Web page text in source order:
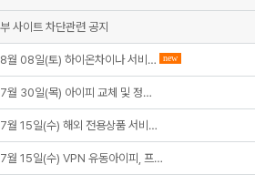
사이트 차단관련 공지
08일(토) 하이온차이나 서비… new
30일(목) 아이피 교체 및 정…
15일(수) 해외 전용상품 서비…
15일(수) VPN 유동아이피, 프…